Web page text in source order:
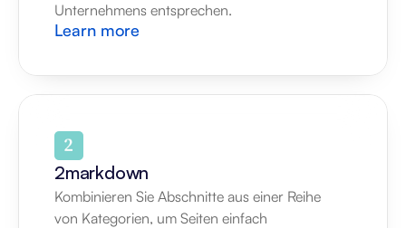
Unternehmens entsprechen.
Learn more
2markdown
Kombinieren Sie Abschnitte aus einer Reihe
von Kategorien, um Seiten einfach